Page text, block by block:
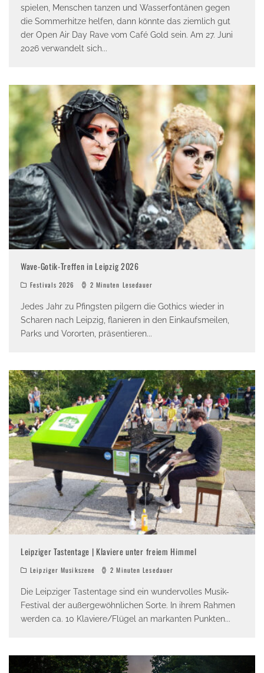
spielen, Menschen tanzen und Wasserfontänen gegen
die Sommerhitze helfen, dann könnte das ziemlich gut
der Open Air Day Rave vom Café Gold sein. Am 27. Juni
2026 verwandelt sich...
Wave-Gotik-Treffen in Leipzig 2026
Festivals 2026 2 Minuten Lesedauer
Jedes Jahr zu Pfingsten pilgern die Gothics wieder in
Scharen nach Leipzig, flanieren in den Einkaufsmeilen,
Parks und Vororten, präsentieren...
Leipziger Tastentage | Klaviere unter freiem Himmel
Leipziger Musikszene 2 Minuten Lesedauer
Die Leipziger Tastentage sind ein wundervolles Musik-
Festival der außergewöhnlichen Sorte. In ihrem Rahmen
werden ca. 10 Klaviere/Flügel an markanten Punkten...